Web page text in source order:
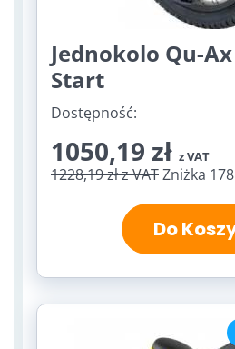
Jednokolo Qu-
Start
Dostępność:
1050,19 zł z VAT
1228,19 złz VATZniżka 178
Do